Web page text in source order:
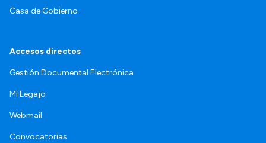
Casa de Gobierno
Accesos directos
Gestión Documental Electrónica
Mi Legajo
Webmail
Convocatorias